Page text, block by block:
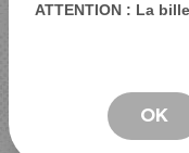
ATTENTION : La
OK